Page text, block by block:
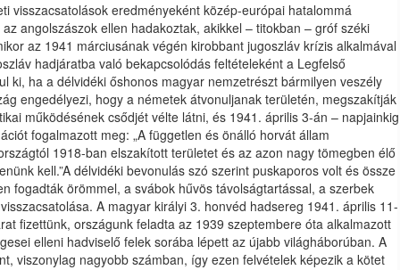
visszacsatolások eredményeként közép-európai hatalommá
angolszászok ellen hadakoztak, akikkel – titokban – gróf széki
az 1941 márciusának végén kirobbant jugoszláv krízis alkalmával
hadjáratba való bekapcsolódás feltételeként a Legfelső
ki, ha a délvidéki őshonos magyar nemzetrészt bármilyen veszély
engedélyezi, hogy a németek átvonuljanak területén, megszakítják
működésének csődjét vélte látni, és 1941. április 3-án – napjainkig
fogalmazott meg: „A független és önálló horvát állam
1918-ban elszakított területet és az azon nagy tömegben élő
kell.”A délvidéki bevonulás szó szerint puskaporos volt és össze
fogadták örömmel, a svábok hűvös távolságtartással, a szerbek
A magyar királyi 3. honvéd hadsereg 1941. április 11-
fizettünk, országunk feladta az 1939 szeptembere óta alkalmazott
elleni hadviselő felek sorába lépett az újabb világháborúban. A
viszonylag nagyobb számban, így ezen felvételek képezik a kötet